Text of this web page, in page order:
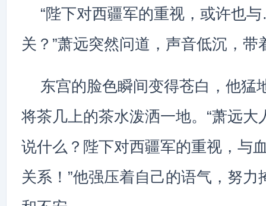
“陛下对西疆军的重视，或许也
关？”萧远突然问道，声音低沉，带
东宫的脸色瞬间变得苍白，他猛
将茶几上的茶水泼洒一地。“萧远大
说什么？陛下对西疆军的重视，与
关系！”他强压着自己的语气，努力